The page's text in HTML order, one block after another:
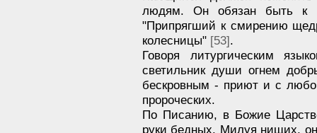
людям. Он обязан быть к
"Припрягший к смирению
колесницы" [53].
Говоря литургическим
светильник души огнем
бескровным - приют и с
пророческих.
По Писанию, в Божие
руки бедных. Милуя нищих,